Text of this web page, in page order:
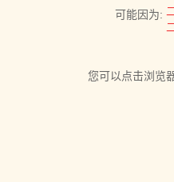
可能因为:
您可以点击浏览